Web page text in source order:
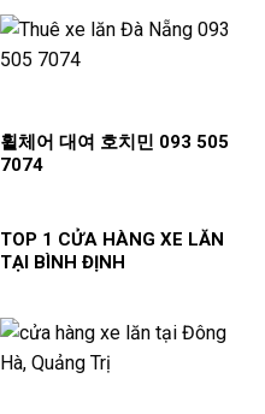
휠체어 대여 호치민 093 505
7074
TOP 1 CỬA HÀNG XE LĂN
TẠI BÌNH ĐỊNH